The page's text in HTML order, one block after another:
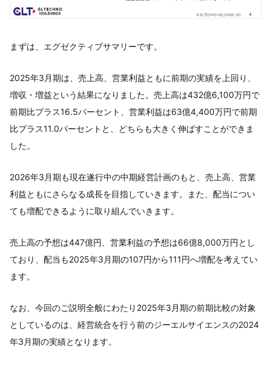
まずは、エグゼクティブサマリーです。
2025年3月期は、売上高、営業利益ともに前期の実績を上回り、
増収・増益という結果になりました。売上高は432億6,100万円で
前期比プラス16.5パーセント、営業利益は63億4,400万円で前期
比プラス11.0パーセントと、どちらも大きく伸ばすことができま
した。
2026年3月期も現在遂行中の中期経営計画のもと、売上高、営業
利益ともにさらなる成長を目指していきます。また、配当につい
ても増配できるように取り組んでいきます。
売上高の予想は447億円、営業利益の予想は66億8,000万円とし
ており、配当も2025年3月期の107円から111円へ増配を考えてい
ます。
なお、今回のご説明全般にわたり2025年3月期の前期比較の対象
としているのは、経営統合を行う前のジーエルサイエンスの2024
年3月期の実績となります。